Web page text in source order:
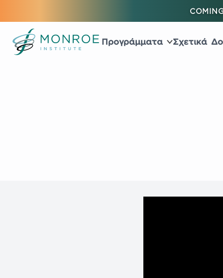
Προγράμματα Σχετικά